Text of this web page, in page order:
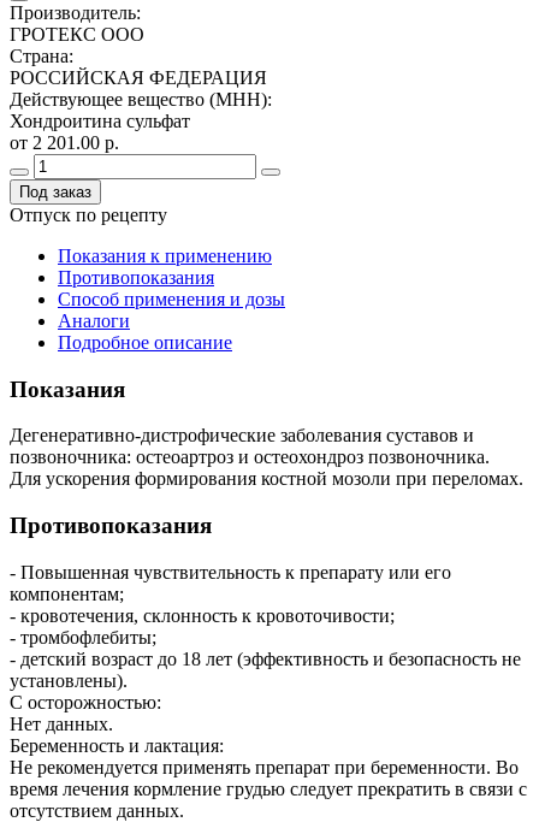
Производитель:
ГРОТЕКС ООО
Страна:
РОССИЙСКАЯ ФЕДЕРАЦИЯ
Действующее вещество (МНН):
Хондроитина сульфат
от 2 201.00 р.
Под заказ
Отпуск по рецепту
Показания к применению
Противопоказания
Способ применения и дозы
Аналоги
Подробное описание
Показания
Дегенеративно-дистрофические заболевания суставов и
позвоночника: остеоартроз и остеохондроз позвоночника.
Для ускорения формирования костной мозоли при переломах.
Противопоказания
- Повышенная чувствительность к препарату или его
компонентам;
- кровотечения, склонность к кровоточивости;
- тромбофлебиты;
- детский возраст до 18 лет (эффективность и безопасность не
установлены).
С осторожностью:
Нет данных.
Беременность и лактация:
Не рекомендуется применять препарат при беременности. Во
время лечения кормление грудью следует прекратить в связи с
отсутствием данных.